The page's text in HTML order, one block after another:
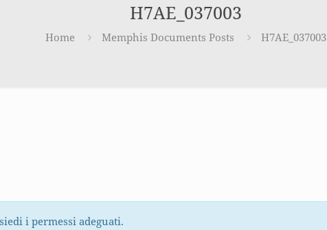
H7AE_037003
Home Memphis Documents Posts H7AE_037003
i permessi adeguati.